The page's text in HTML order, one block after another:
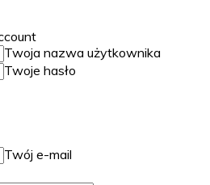
Twoja nazwa użytkownika
Twoje hasło
Twój e-mail